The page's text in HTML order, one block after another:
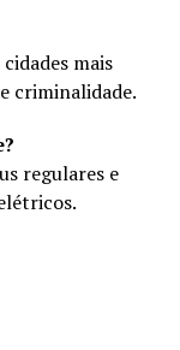
mais
criminalidade.
regulares e